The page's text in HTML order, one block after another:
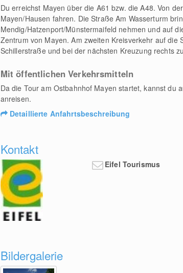
Du erreichst Mayen über die A61 bzw. die A48. Von
Mayen/Hausen fahren. Die Straße Am Wasserturm
Mendig/Hatzenport/Münstermaifeld nehmen und auf
Zentrum von Mayen. Am zweiten Kreisverkehr auf
Schillerstraße und bei der nächsten Kreuzung rechts
Mit öffentlichen Verkehrsmitteln
Da die Tour am Ostbahnhof Mayen startet, kannst du
anreisen.
Detaillierte Anfahrtsbeschreibung
Kontakt
Eifel Tourismus
Bildergalerie